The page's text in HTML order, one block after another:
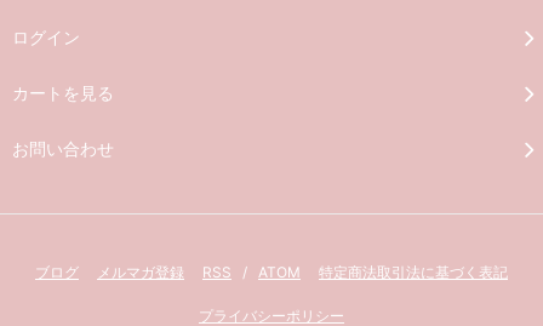
ログイン
カートを見る
お問い合わせ
ブログ メルマガ登録 RSS / ATOM 特定商法取引法に基づく表記
プライバシーポリシー